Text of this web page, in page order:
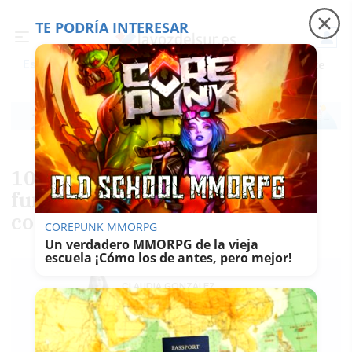
Es noticia Precio luz Padre Coraje Fábrica de botellas
10 jóvenes con diversidad
funcional física se formarán
como teleoperadores en Jerez
ROMERO
26/03/2018
Facebook
X WhatsApp
CopyGuardar 0
TE PODRÍA INTERESAR
COREPUNK MMORPG
Un verdadero MMORPG de la vieja
escuela ¡Cómo los de antes, pero mejor!